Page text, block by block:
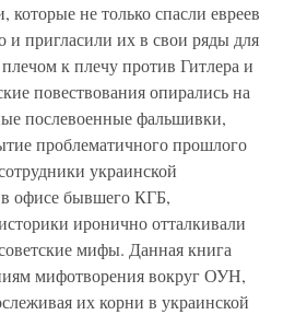
которые не только спасли евреев
и пригласили их в свои ряды для
к плечу против Гитлера и
повествования опирались на
послевоенные фальшивки,
проблематичного прошлого
украинской
офисе бывшего КГБ,
иронично отталкивали
мифы. Данная книга
мифотворения вокруг ОУН,
их корни в украинской